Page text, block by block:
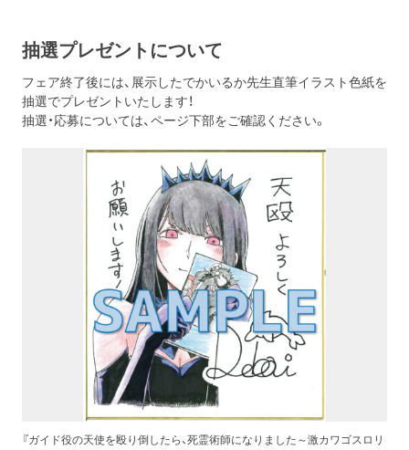
抽選プレゼントについて
フェア終了後には、展示したでかいるか先生直筆イラスト色紙を
抽選でプレゼントいたします！
抽選・応募については、ページ下部をご確認ください。
『ガイド役の天使を殴り倒したら、死霊術師になりました～激カワゴスロリ